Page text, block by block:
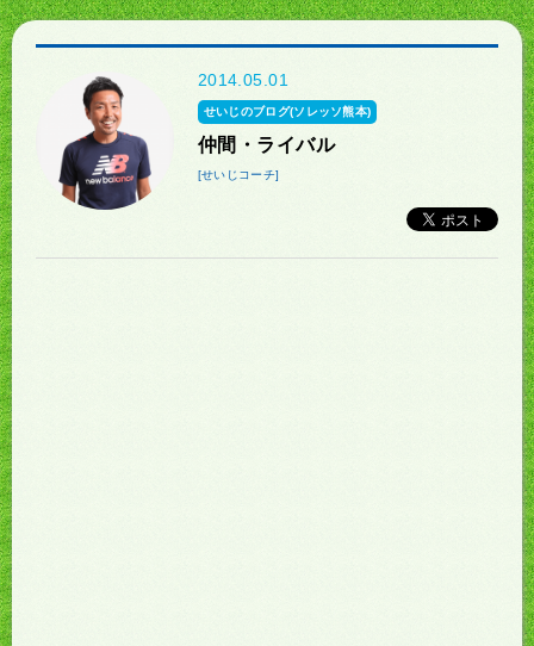
2014.05.01
せいじのブログ(ソレッソ熊本)
仲間・ライバル
[せいじコーチ]